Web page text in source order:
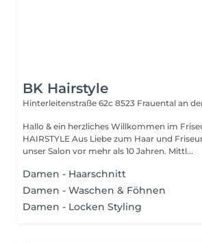
BK Hairstyle
Hinterleitenstraße 62c 8523 Frauental an
Hallo & ein herzliches Willkommen im
HAIRSTYLE Aus Liebe zum Haar und Friseurberuf entstand
unser Salon vor mehr als 10 Jahren. Mittl...
Damen - Haarschnitt
Damen - Waschen & Föhnen
Damen - Locken Styling